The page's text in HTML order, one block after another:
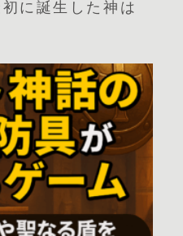
に誕生した神は